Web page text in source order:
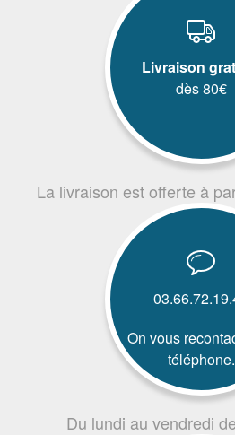
Livraison
dès 80€
La livraison est offerte à
On vous
téléphone.
Du lundi au vendredi